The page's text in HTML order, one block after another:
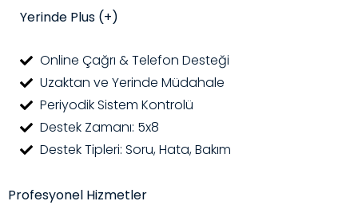
Yerinde Plus (+)
Online Çağrı & Telefon Desteği
Uzaktan ve Yerinde Müdahale
Periyodik Sistem Kontrolü
Destek Zamanı: 5x8
Destek Tipleri: Soru, Hata, Bakım
Profesyonel Hizmetler